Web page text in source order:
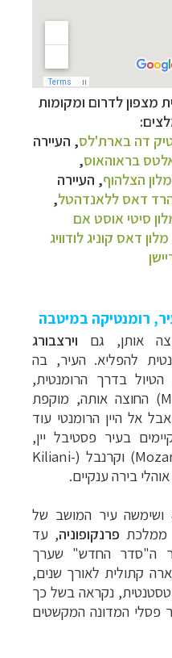
מצפון לדרום ומקומות
דה בארת'לס, העיירה
בראוהאוס,
מלון הצלהוף, העיירה
דאס ללאנדהטל,
סיטי אוסט אם
מלון דאס קוניג לודוויג
רומנטיקה במיטבה
אותן, גם וירצבורג
להפליא. העיר, בה
בדרך הרומנטית,
) החוצה אותה, מוקפת
אל היין הרומנטי עוד
בעיר פסטיבל יין,
) וקרנבל (Kiliani-
בירה ענקיים.
וירצבורג נוסדה במאה ה- 8 ושימשה עיר המושב של
ממלכת פרנקופוניה, עד
ה"סדר החדש" שערך
קתולית לאורך שנים,
נקראה בשל כך
פסלי המדונה המקשטים